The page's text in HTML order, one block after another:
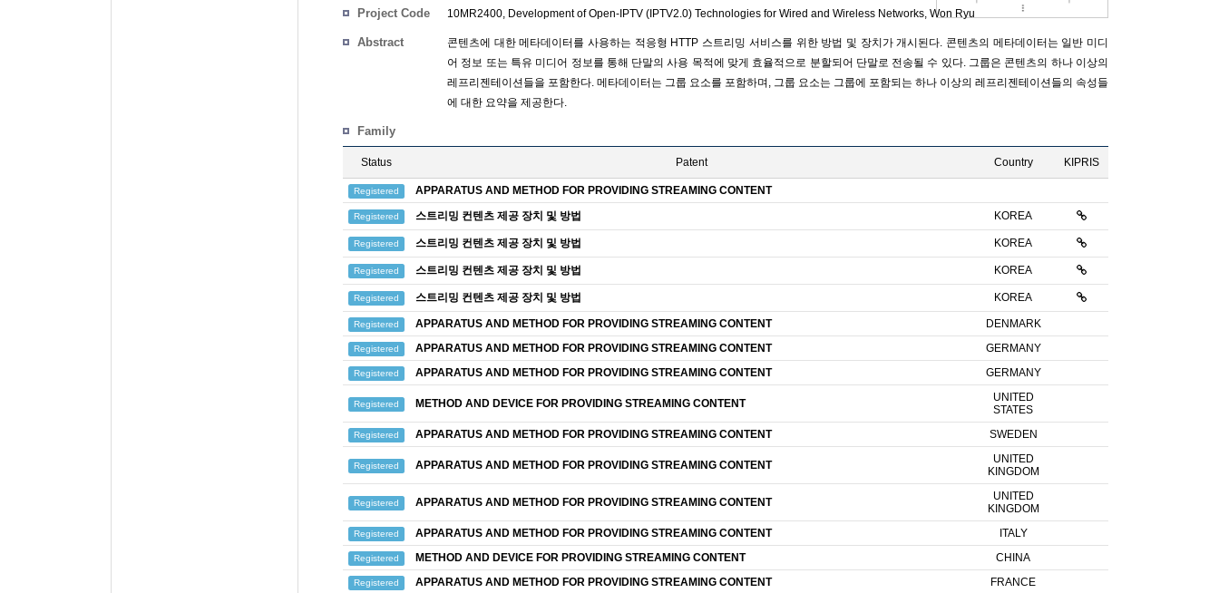
Project Code 10MR2400, Development of Open-IPTV (IPTV2.0) Technologies for Wired and Wireless Networks, Won Ryu
Abstract
콘텐츠에 대한 메타데이터를 사용하는 적응형 HTTP 스트리밍 서비스를 위한 방법 및 장치가 개시된다. 콘텐츠의 메타데이터는 일반 미디
어 정보 또는 특유 미디어 정보를 통해 단말의 사용 목적에 맞게 효율적으로 분할되어 단말로 전송될 수 있다. 그룹은 콘텐츠의 하나 이상의
레프리젠테이션들을 포함한다. 메타데이터는 그룹 요소를 포함하며, 그룹 요소는 그룹에 포함되는 하나 이상의 레프리젠테이션들의 속성들
에 대한 요약을 제공한다.
Family
Status Patent Country KIPRIS
Registered APPARATUS AND METHOD FOR PROVIDING STREAMING CONTENT
Registered 스트리밍 컨텐츠 제공 장치 및 방법 KOREA
Registered 스트리밍 컨텐츠 제공 장치 및 방법 KOREA
Registered 스트리밍 컨텐츠 제공 장치 및 방법 KOREA
Registered 스트리밍 컨텐츠 제공 장치 및 방법 KOREA
Registered APPARATUS AND METHOD FOR PROVIDING STREAMING CONTENT DENMARK
Registered APPARATUS AND METHOD FOR PROVIDING STREAMING CONTENT GERMANY
Registered APPARATUS AND METHOD FOR PROVIDING STREAMING CONTENT GERMANY
Registered METHOD AND DEVICE FOR PROVIDING STREAMING CONTENT
UNITED
STATES
Registered APPARATUS AND METHOD FOR PROVIDING STREAMING CONTENT SWEDEN
Registered APPARATUS AND METHOD FOR PROVIDING STREAMING CONTENT
UNITED
KINGDOM
Registered APPARATUS AND METHOD FOR PROVIDING STREAMING CONTENT
UNITED
KINGDOM
Registered APPARATUS AND METHOD FOR PROVIDING STREAMING CONTENT ITALY
Registered METHOD AND DEVICE FOR PROVIDING STREAMING CONTENT CHINA
Registered APPARATUS AND METHOD FOR PROVIDING STREAMING CONTENT FRANCE